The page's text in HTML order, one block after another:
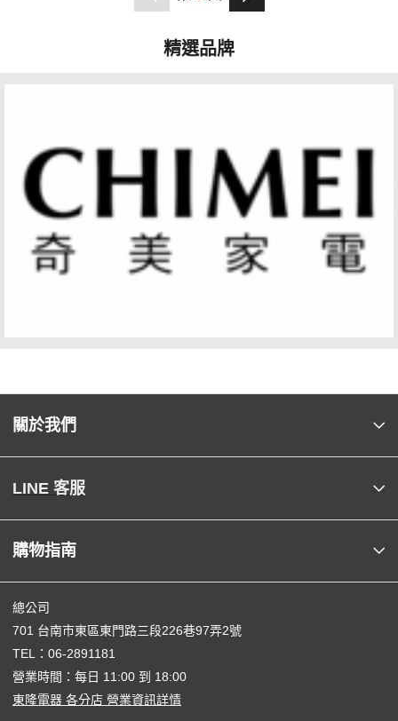
精選品牌
關於我們
LINE 客服
購物指南
總公司
701 台南市東區東門路三段226巷97弄2號
TEL： 06-2891181
營業時間：每日 11:00 到 18:00
東隆電器 各分店 營業資訊詳情